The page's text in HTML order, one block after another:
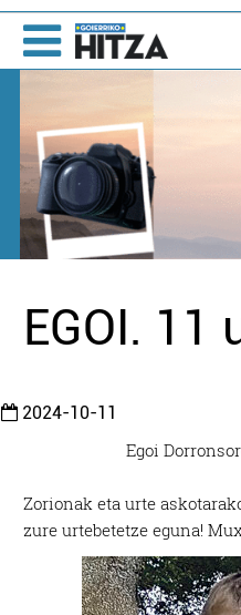
EGOI. 11
2024-10-11
Egoi
Zorionak eta urte
zure urtebetetze eguna!